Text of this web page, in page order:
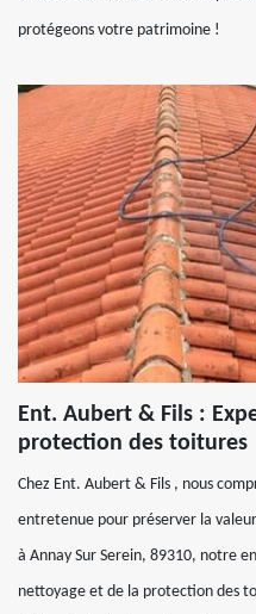
protégeons votre patrimoine !
Ent. Aubert & Fils :
protection des toitures
Chez Ent. Aubert & Fils , nous
entretenue pour préserver la
à Annay Sur Serein, 89310, notre
nettoyage et de la protection des